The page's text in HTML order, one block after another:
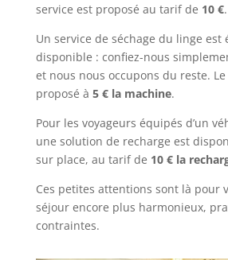
service est proposé au tarif de 10 €.
Un service de séchage du linge est
disponible : confiez-nous
et nous nous occupons du reste.
proposé à 5 € la machine.
Pour les voyageurs équipés d’un
une solution de recharge est
sur place, au tarif de 10 € la
Ces petites attentions sont là pour
séjour encore plus harmonieux,
contraintes.